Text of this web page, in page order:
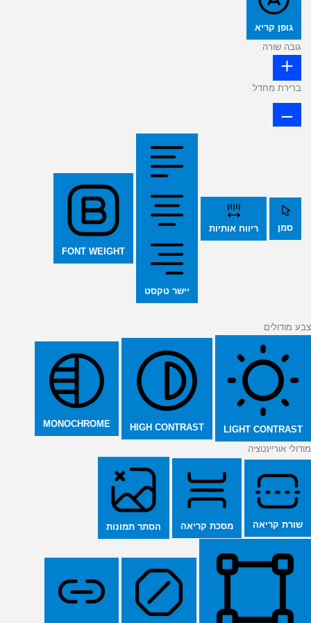
גופן קריא
גובה שורה
ברירת מחדל
סמן ריווח אותיות
יישר טקסט
FONT WEIGHT
צבע מודולים
LIGHT CONTRAST
HIGH CONTRAST
MONOCHROME
מודולי אוריינטציה
שורת קריאה מסכת קריאה הסתר תמונות